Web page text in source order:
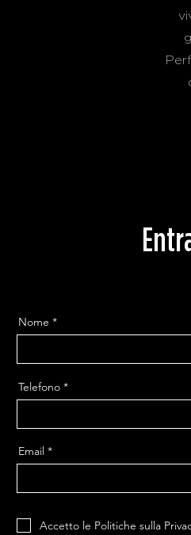
Nome
Telefono
Email
Accetto le Politiche sulla